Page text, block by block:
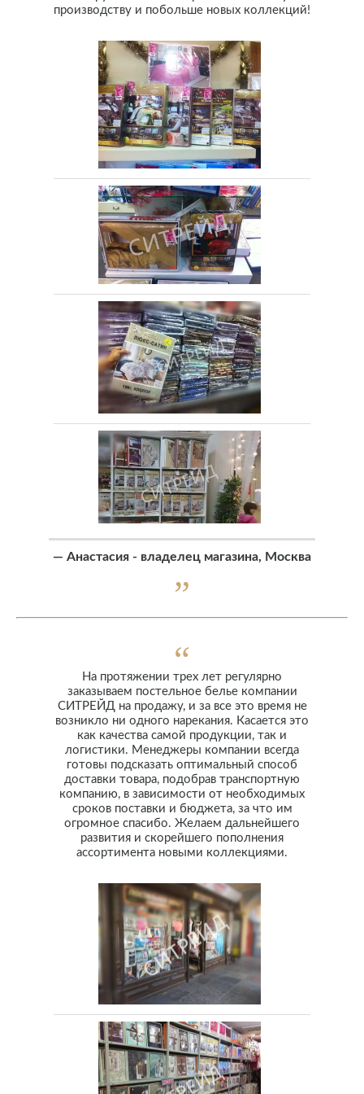
производству и побольше новых коллекций!
— Анастасия - владелец магазина, Москва
На протяжении трех лет регулярно
заказываем постельное белье компании
СИТРЕЙД на продажу, и за все это время не
возникло ни одного нарекания. Касается это
как качества самой продукции, так и
логистики. Менеджеры компании всегда
готовы подсказать оптимальный способ
доставки товара, подобрав транспортную
компанию, в зависимости от необходимых
сроков поставки и бюджета, за что им
огромное спасибо. Желаем дальнейшего
развития и скорейшего пополнения
ассортимента новыми коллекциями.